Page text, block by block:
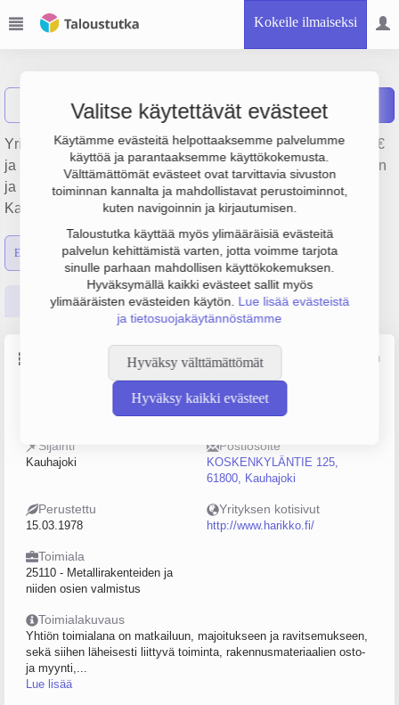
Kokeile ilmaiseksi
Valitse käytettävät evästeet
Käytämme evästeitä helpottaaksemme palvelumme
käyttöä ja parantaaksemme käyttökokemusta.
Välttämättömät evästeet ovat tarvittavia sivuston
toiminnan kannalta ja mahdollistavat perustoiminnot,
kuten navigoinnin ja kirjautumisen.
Taloustutka käyttää myös ylimääräisiä evästeitä
palvelun kehittämistä varten, jotta voimme tarjota
sinulle parhaan mahdollisen käyttökokemuksen.
Hyväksymällä kaikki evästeet sallit myös
ylimääräisten evästeiden käytön. Lue lisää evästeistä
ja tietosuojakäytännöstämme
Hyväksy välttämättömät
Hyväksy kaikki evästeet
Näytä haku H Harikko Oy Raportit
Yrityksen Harikko Oy liikevaihto on 1.1 milj. €, tulos 91 000 €
ja henkilöstömäärä 9. Sen päätoimiala on Metallirakenteiden
ja niiden osien valmistus, perustamisvuosi 1978 ja sijainti
Kauhajoki. Yrityksen yhtiömuoto Osakeyhtiö (OY).
Emon luvut Konsernin luvut
Perustiedot Tilinpäätösluvut Päättäjätiedot
Lähde: YTJ, PRH, Traficom
Henkilöstömäärä
5–9
Sijainti
Kauhajoki
Postiosoite
KOSKENKYLÄNTIE 125,
61800, Kauhajoki
Perustettu
15.03.1978
Yrityksen kotisivut
http://www.harikko.fi/
Toimiala
25110 - Metallirakenteiden ja
niiden osien valmistus
Toimialakuvaus
Yhtiön toimialana on matkailuun, majoitukseen ja ravitsemukseen,
sekä siihen läheisesti liittyvä toiminta, rakennusmateriaalien osto-
ja myynti,...
Lue lisää